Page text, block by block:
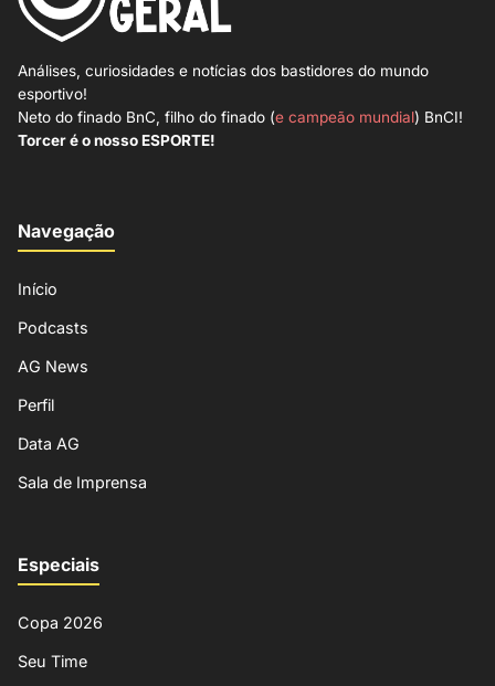
Análises, curiosidades e notícias dos bastidores do mundo
esportivo!
Neto do finado BnC, filho do finado (e campeão mundial) BnCI!
Torcer é o nosso ESPORTE!
Navegação
Início
Podcasts
AG News
Perfil
Data AG
Sala de Imprensa
Especiais
Copa 2026
Seu Time